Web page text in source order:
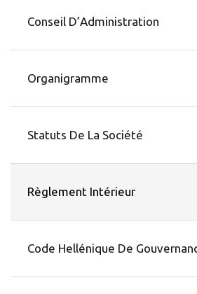
Conseil D’Administration
Organigramme
Statuts De La Société
Règlement Intérieur
Code Hellénique De